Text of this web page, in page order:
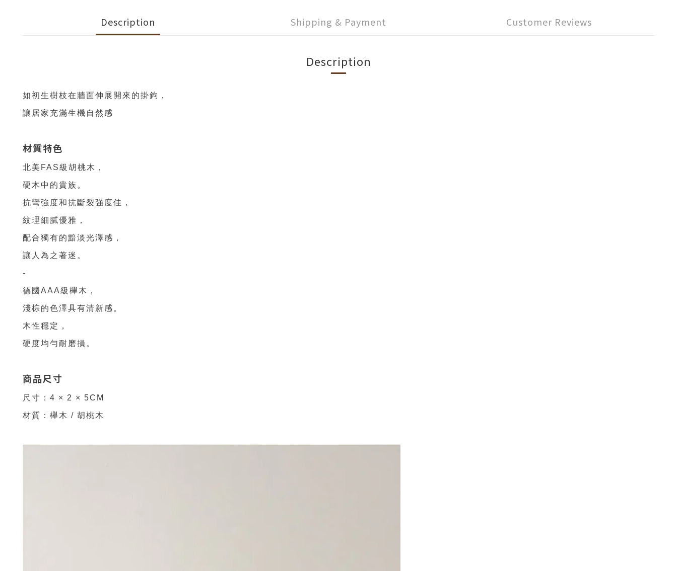
Description Shipping & Payment Customer Reviews
Description
如初生樹枝在牆面伸展開來的掛鉤 ，
讓居家充滿生機自然感
材質特色
北美FAS級胡桃木 ，
硬木中的貴族 。
抗彎強度和抗斷裂強度佳 ，
紋理細膩優雅 ，
配合獨有的黯淡光澤感 ，
讓人為之著迷。
-
德國AAA級櫸木 ，
淺棕的色澤具有清新感 。
木性穩定 ，
硬度均勻耐磨損 。
商品尺寸
尺寸：4 × 2 × 5CM
材質：櫸木 / 胡桃木